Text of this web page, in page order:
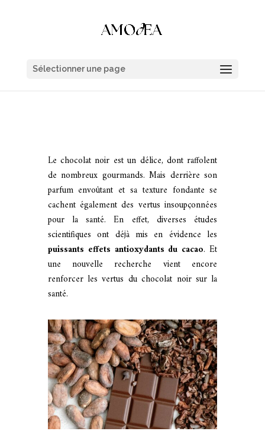
Sélectionner une page
Le chocolat noir est un délice, dont raffolent
de nombreux gourmands. Mais derrière son
parfum envoûtant et sa texture fondante se
cachent également des vertus insoupçonnées
pour la santé. En effet, diverses études
scientifiques ont déjà mis en évidence les
puissants effets antioxydants du cacao. Et
une nouvelle recherche vient encore
renforcer les vertus du chocolat noir sur la
santé.